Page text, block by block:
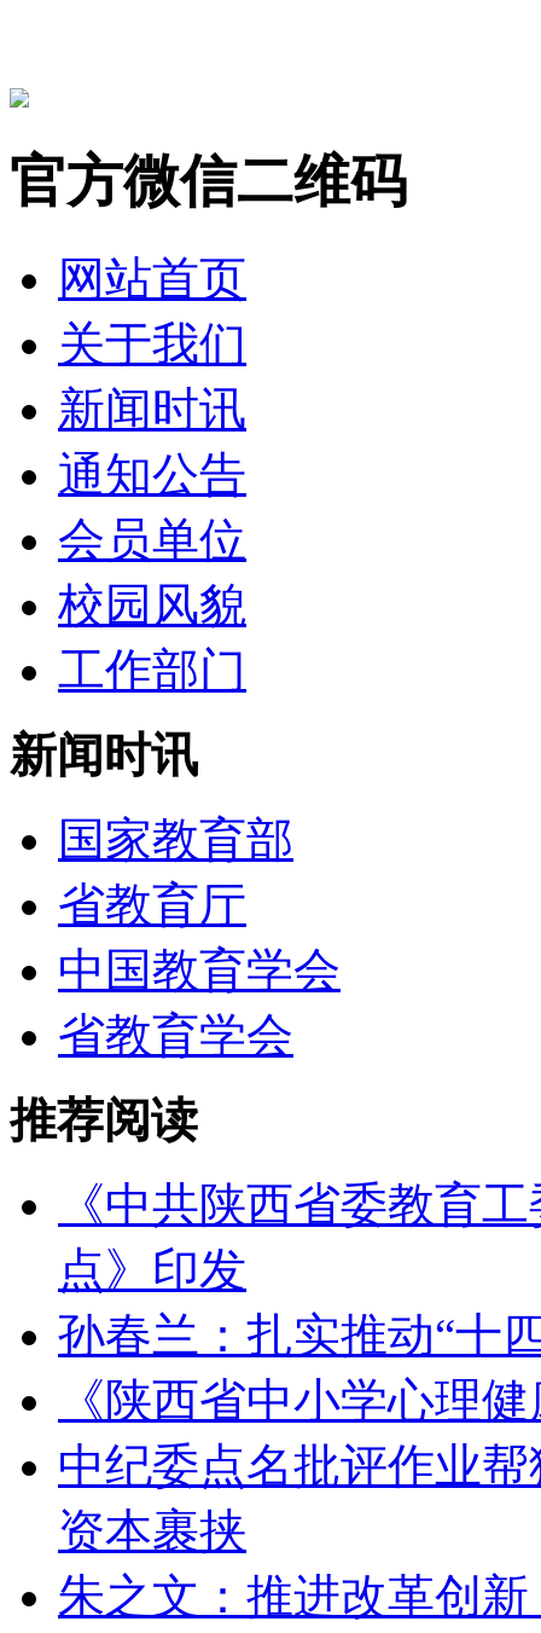
官方微信二维码
网站首页
关于我们
新闻时讯
通知公告
会员单位
校园风貌
工作部门
新闻时讯
国家教育部
省教育厅
中国教育学会
省教育学会
推荐阅读
《中共陕西省委教育
点》印发
孙春兰：扎实推动“十
《陕西省中小学心理
中纪委点名批评作业
资本裹挟
朱之文：推进改革创